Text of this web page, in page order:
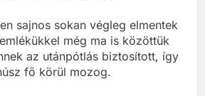
sajnos sokan végleg elmentek
még ma is közöttük
az utánpótlás biztosított, így
fő körül mozog.